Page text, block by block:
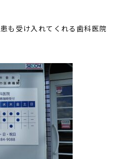
も受け入れてくれる歯科医院